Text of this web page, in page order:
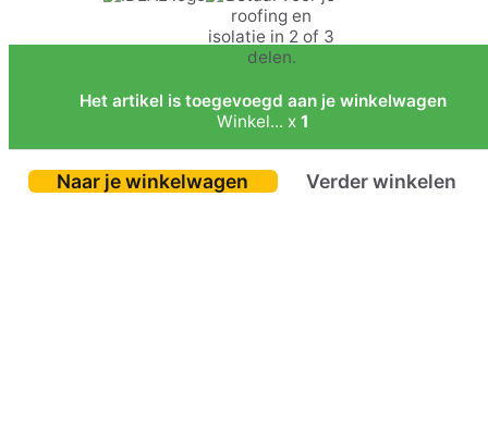
Het artikel is toegevoegd aan je winkelwagen
Winkel... x 1
Naar je winkelwagen Verder winkelen